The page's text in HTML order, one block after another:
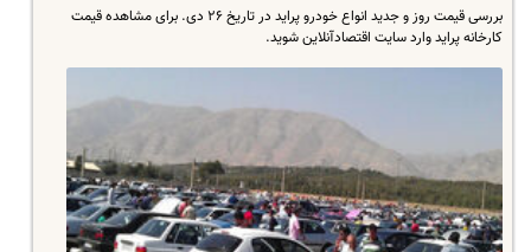
بررسی قیمت روز و جدید انواع خودرو پراید در تاریخ ۲۶ دی. برای مشاهده قیمت
کارخانه پراید وارد سایت اقتصادآنلاین شوید.